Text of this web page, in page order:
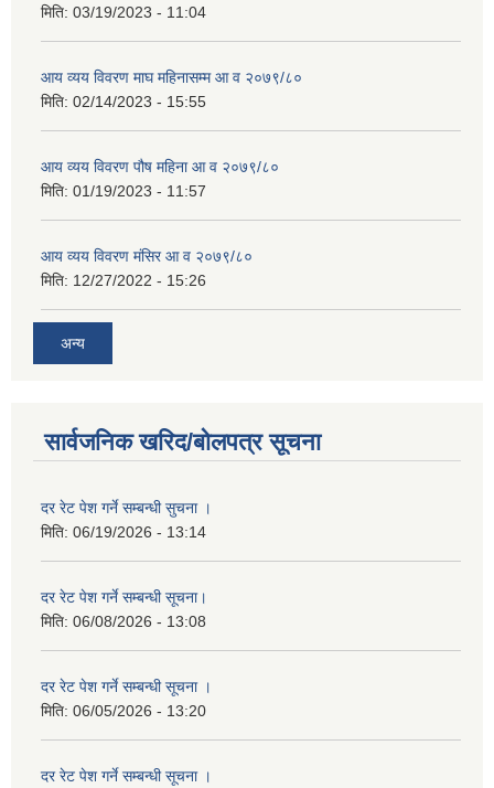
मिति: 03/19/2023 - 11:04
आय व्यय विवरण माघ महिनासम्म आ व २०७९/८०
मिति: 02/14/2023 - 15:55
आय व्यय विवरण पौष महिना आ व २०७९/८०
मिति: 01/19/2023 - 11:57
आय व्यय विवरण मंसिर आ व २०७९/८०
मिति: 12/27/2022 - 15:26
अन्य
सार्वजनिक खरिद/बोलपत्र सूचना
दर रेट पेश गर्ने सम्बन्धी सुचना ।
मिति: 06/19/2026 - 13:14
दर रेट पेश गर्ने सम्बन्धी सूचना।
मिति: 06/08/2026 - 13:08
दर रेट पेश गर्ने सम्बन्धी सूचना ।
मिति: 06/05/2026 - 13:20
दर रेट पेश गर्ने सम्बन्धी सूचना ।